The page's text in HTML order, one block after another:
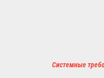
Системные